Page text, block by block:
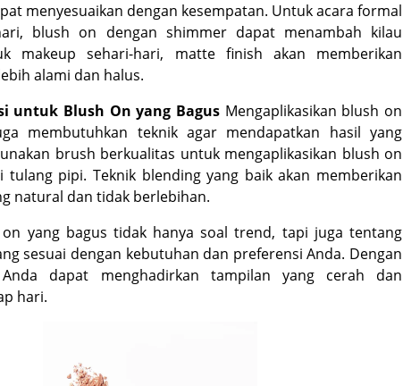
menyesuaikan dengan kesempatan. Untuk acara formal
blush on dengan shimmer dapat menambah kilau
makeup sehari-hari, matte finish akan memberikan
alami dan halus.
untuk Blush On yang Bagus Mengaplikasikan blush on
membutuhkan teknik agar mendapatkan hasil yang
brush berkualitas untuk mengaplikasikan blush on
tulang pipi. Teknik blending yang baik akan memberikan
natural dan tidak berlebihan.
yang bagus tidak hanya soal trend, tapi juga tentang
sesuai dengan kebutuhan dan preferensi Anda. Dengan
dapat menghadirkan tampilan yang cerah dan
hari.